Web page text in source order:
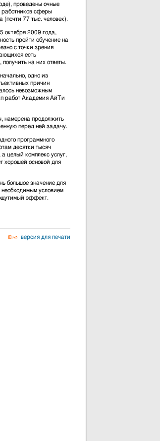
проведены очные
работников сферы
(почти 77 тыс. человек).
октября 2009 года,
пройти обучение на
с точки зрения
есть
на них ответы.
одно из
причин
невозможным
работ Академия АйТи
намерена продолжить
перед ней задачу.
программного
десятки тысяч
целый комплекс услуг,
хорошей основой для
большое значение для
необходимым условием
эффект.
версия для печати